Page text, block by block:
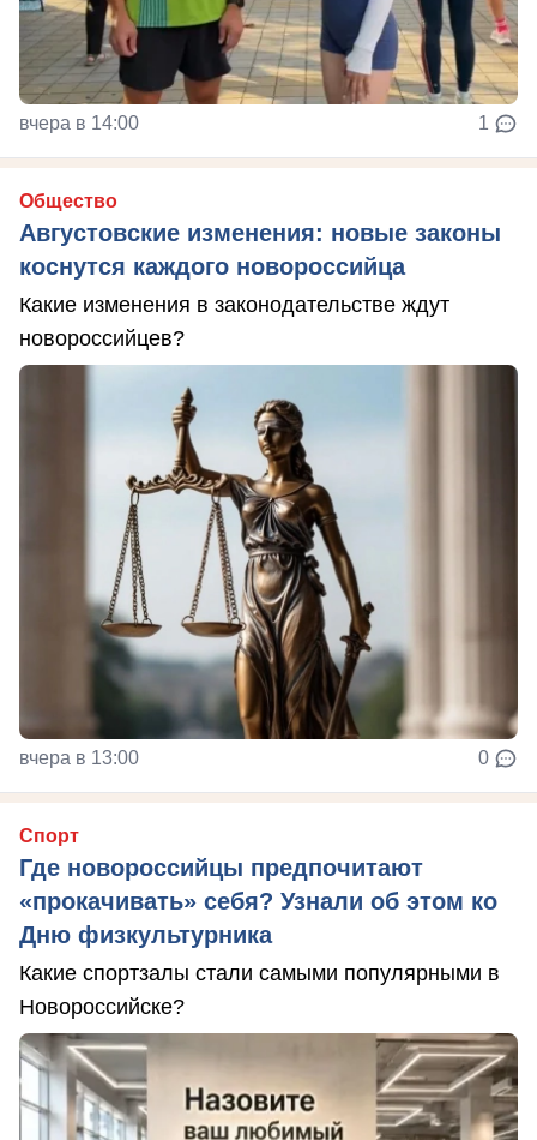
вчера в 14:00 1
Общество
Августовские изменения: новые законы
коснутся каждого новороссийца
Какие изменения в законодательстве ждут
новороссийцев?
вчера в 13:00 0
Спорт
Где новороссийцы предпочитают
«прокачивать» себя? Узнали об этом ко
Дню физкультурника
Какие спортзалы стали самыми популярными в
Новороссийске?